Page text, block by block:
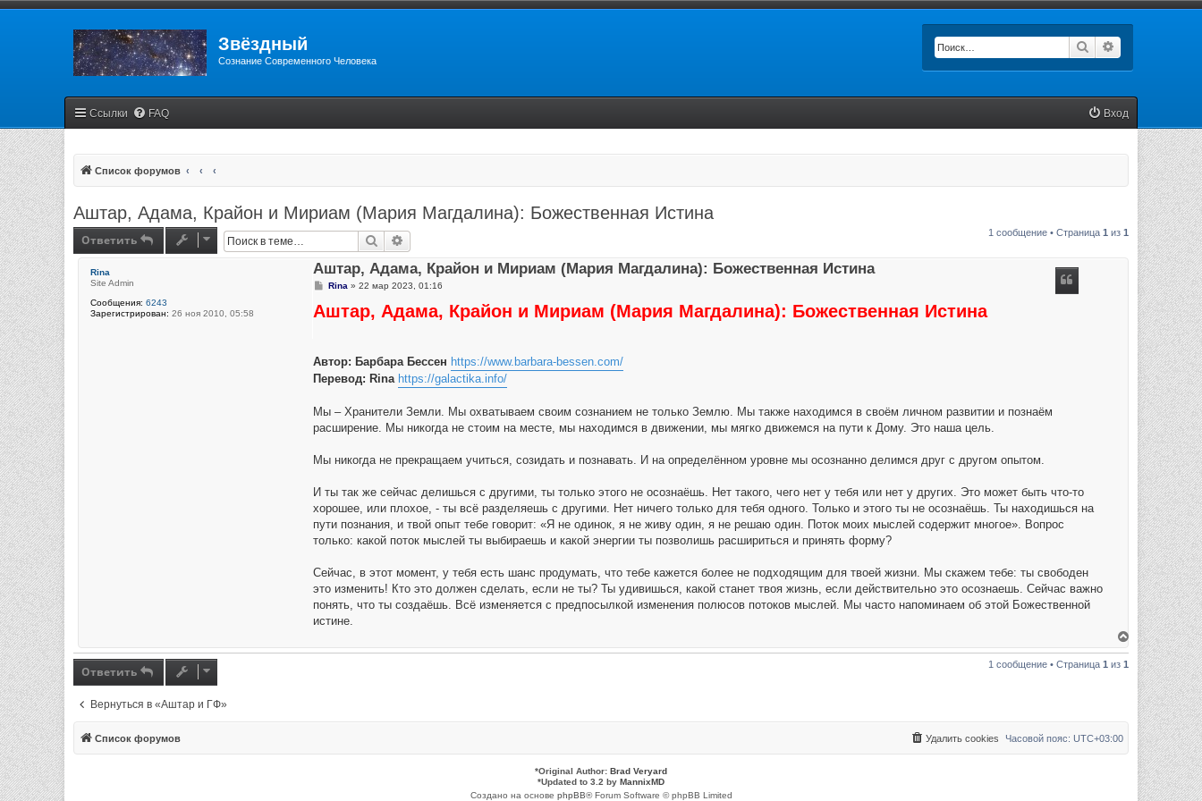
Звёздный
Сознание Современного Человека
Поиск
Ссылки FAQ Вход
Список форумов
Аштар, Адама, Крайон и Мириам (Мария Магдалина): Божественная Истина
Ответить Поиск 1 сообщение • Страница 1 из 1
Rina
Site Admin
Сообщения: 6243
Зарегистрирован: 26 ноя 2010, 05:58
Аштар, Адама, Крайон и Мириам (Мария Магдалина): Божественная Истина
С
о
б
и
Rina » 22 мар 2023, 01:16
Аштар, Адама, Крайон и Мириам (Мария Магдалина): Божественная Истина
Автор: Барбара Бессен https://www.barbara-bessen.com/
Перевод: Rina https://galactika.info/
Мы – Хранители Земли. Мы охватываем своим сознанием не только Землю. Мы также находимся в своём личном развитии и познаём
расширение. Мы никогда не стоим на месте, мы находимся в движении, мы мягко движемся на пути к Дому. Это наша цель.
Мы никогда не прекращаем учиться, созидать и познавать. И на определённом уровне мы осознанно делимся друг с другом опытом.
И ты так же сейчас делишься с другими, ты только этого не осознаёшь. Нет такого, чего нет у тебя или нет у других. Это может быть что-то
хорошее, или плохое, - ты всё разделяешь с другими. Нет ничего только для тебя одного. Только и этого ты не осознаёшь. Ты находишься на
пути познания, и твой опыт тебе говорит: «Я не одинок, я не живу один, я не решаю один. Поток моих мыслей содержит многое». Вопрос
только: какой поток мыслей ты выбираешь и какой энергии ты позволишь расшириться и принять форму?
Сейчас, в этот момент, у тебя есть шанс продумать, что тебе кажется более не подходящим для твоей жизни. Мы скажем тебе: ты свободен
это изменить! Кто это должен сделать, если не ты? Ты удивишься, какой станет твоя жизнь, если действительно это осознаешь. Сейчас важно
понять, что ты создаёшь. Всё изменяется с предпосылкой изменения полюсов потоков мыслей. Мы часто напоминаем об этой Божественной
истине.
В
Ответить 1 сообщение • Страница 1 из 1
Вернуться в «Аштар и ГФ»
Список форумов Часовой пояс: UTC+03:00
Удалить cookies
*Original Author: Brad Veryard
*Updated to 3.2 by MannixMD
Создано на основе phpBB® Forum Software © phpBB Limited